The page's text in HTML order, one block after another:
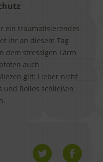
ein traumatisierendes
ihr an diesem Tag
dem stressigen Lärm
auch
gilt: Lieber nicht
und Rollos schließen